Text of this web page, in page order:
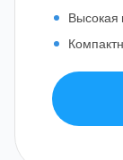
Высокая